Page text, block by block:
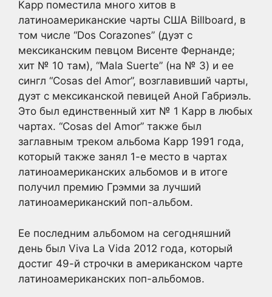
Карр поместила много хитов в
латиноамериканские чарты США Billboard, в
том числе “Dos Corazones” (дуэт с
мексиканским певцом Висенте Фернанде;
хит № 10 там), “Mala Suerte” (на № 3) и ее
сингл “Cosas del Amor”, возглавивший чарты,
дуэт с мексиканской певицей Аной Габриэль.
Это был единственный хит № 1 Карр в любых
чартах. “Cosas del Amor” также был
заглавным треком альбома Карр 1991 года,
который также занял 1-е место в чартах
латиноамериканских альбомов и в итоге
получил премию Грэмми за лучший
латиноамериканский поп-альбом.
Ее последним альбомом на сегодняшний
день был Viva La Vida 2012 года, который
достиг 49-й строчки в американском чарте
латиноамериканских поп-альбомов.